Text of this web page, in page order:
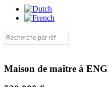
Maison de maître à